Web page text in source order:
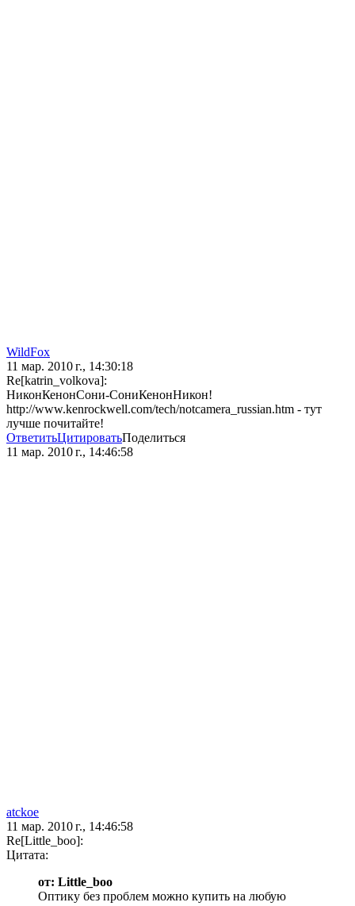
WildFox
11 мар. 2010 г., 14:30:18
Re[katrin_volkova]:
НиконКенонСони-СониКенонНикон!
http://www.kenrockwell.com/tech/notcamera_russian.htm - тут
лучше почитайте!
ОтветитьЦитироватьПоделиться
11 мар. 2010 г., 14:46:58
atckoe
11 мар. 2010 г., 14:46:58
Re[Little_boo]:
Цитата:
от: Little_boo
Оптику без проблем можно купить на любую